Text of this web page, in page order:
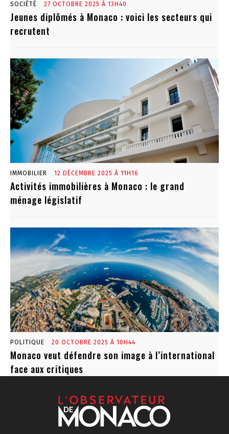
SOCIÉTÉ 27 OCTOBRE 2025 À 13H40
Jeunes diplômés à Monaco : voici les secteurs qui
recrutent
IMMOBILIER 12 DÉCEMBRE 2025 À 11H16
Activités immobilières à Monaco : le grand
ménage législatif
POLITIQUE 20 OCTOBRE 2025 À 10H44
Monaco veut défendre son image à l’international
face aux critiques